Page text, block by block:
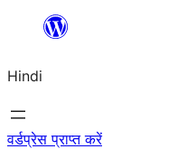
सामग्री
जाएं
Hindi
वर्डप्रेस प्राप्त करें